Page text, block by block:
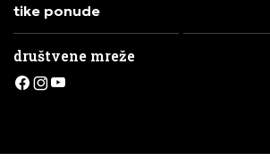
tike ponude
društvene mreže